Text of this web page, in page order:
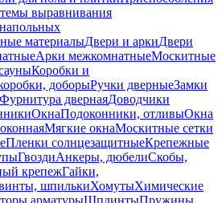
выравнивания
материалыДвери и аркиДвери
Арки межкомнатныеМоскитные
Коробки и
доборыРучки дверныеЗамки
Фурнитура двернаяДоводчики
ОкнаПодоконники, отливыОкна
Мягкие окнаМоскитные сетки
Пленки солнцезащитныеКрепежные
ГвоздиАнкеры, дюбелиСкобы,
крепежГайки,
шпилькиХомутыХимические
арматурыШплинтыПружины